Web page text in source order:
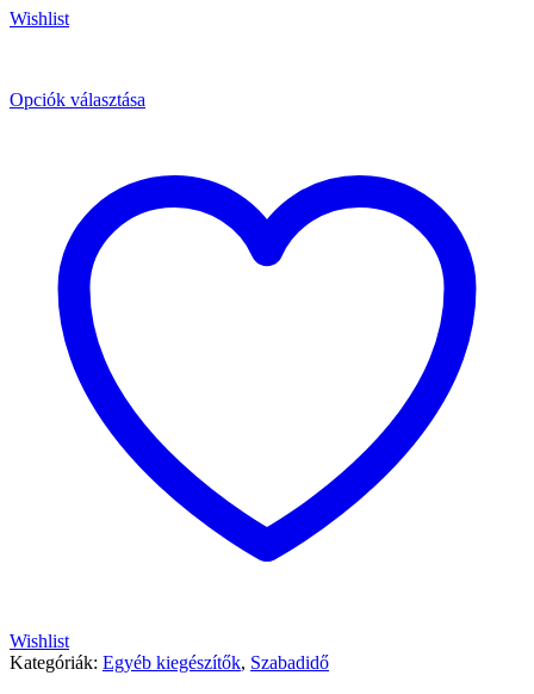
Wishlist
Opciók választása
Wishlist
Kategóriák: Egyéb kiegészítők, Szabadidő